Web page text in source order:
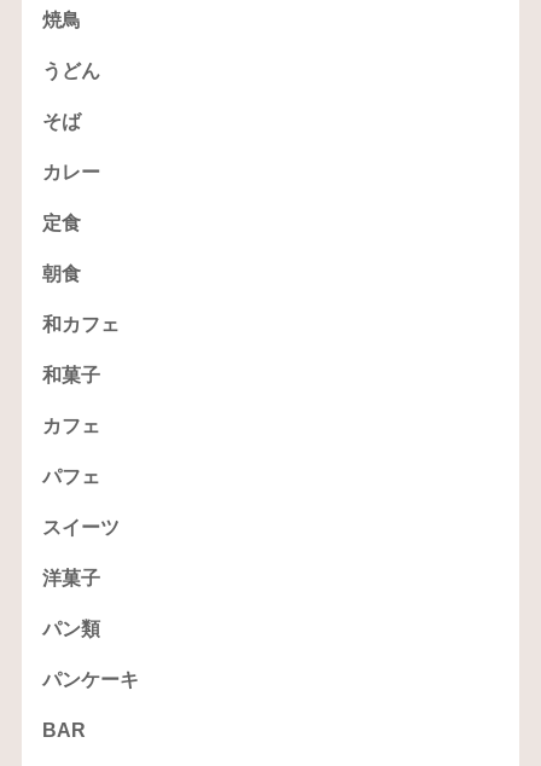
焼鳥
うどん
そば
カレー
定食
朝食
和カフェ
和菓子
カフェ
パフェ
スイーツ
洋菓子
パン類
パンケーキ
BAR